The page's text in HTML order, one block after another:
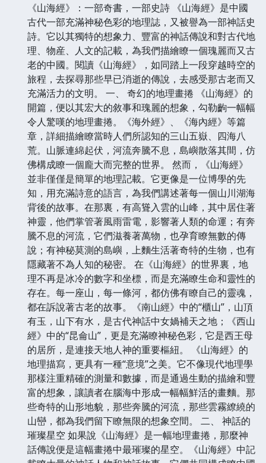
《山海經》：一部奇書，一部史詩 《山海經》是中國
古代一部充滿神秘色彩的地理誌，又被譽為一部神話史
詩。它以其獨特的想象力、豐富的神話傳說和對古代地
理、物産、人文的記載，為我們描繪瞭一個瑰麗而又古
老的中國。閱讀《山海經》，如同踏上一段穿越時空的
旅程，去探尋那些早已消逝的傳說，去感受那古老而又
充滿活力的文明。 一、 奇幻的地理畫捲 《山海經》的
開篇，便以其宏大的敘事和瑰麗的想象，勾勒齣一幅幅
令人驚嘆的地理畫捲。《海外經》、《海內經》等篇
章，詳細描繪瞭當時人們所認知的三山五嶽、四海八
荒。山脈連綿起伏，河流奔騰不息，島嶼散落其間，仿
佛構成瞭一個龐大而完整的世界。 然而，《山海經》
並非僅僅是簡單的地理記載。它更像是一位博學的先
知，用充滿詩意的語言，為我們講述著每一個山川湖海
背後的故事。在那裏，有高聳入雲的山峰，其中居住著
神靈，他們掌管著風雨雷電，影響著人類的命運；有奔
騰不息的河流，它們滋養著萬物，也孕育瞭無數的傳
說；有神秘莫測的島嶼，上麵生活著奇特的生物，也有
隱藏著不為人知的秘密。 在《山海經》的世界裏，地
理不再是冰冷的數字和坐標，而是充滿瞭生命和靈性的
存在。每一座山，每一條河，都仿佛有瞭自己的靈魂，
都在訴說著古老的故事。《南山經》中的“櫃山”，山頂
有玉，山下有水，是古代神話中女媧補天之地；《西山
經》中的“昆侖山”，更是充滿瞭神秘色彩，它是西王母
的居所，是連接天地人神的重要樞紐。 《山海經》的
地理描寫，更具有一種“意境”之美。它不像現代地理學
那樣注重精確的測量和數據，而是通過生動的描繪和豐
富的想象，讓讀者在腦海中形成一幅幅鮮活的畫麵。那
些奇特的山形地貌，那些奔騰的河流，那些雲霧繚繞的
山巒，都為我們留下瞭無限的想象空間。 二、 神話的
璀璨星空 如果說《山海經》是一幅地理畫捲，那麼神
話傳說便是這幅畫捲中最璀璨的星空。《山海經》中記